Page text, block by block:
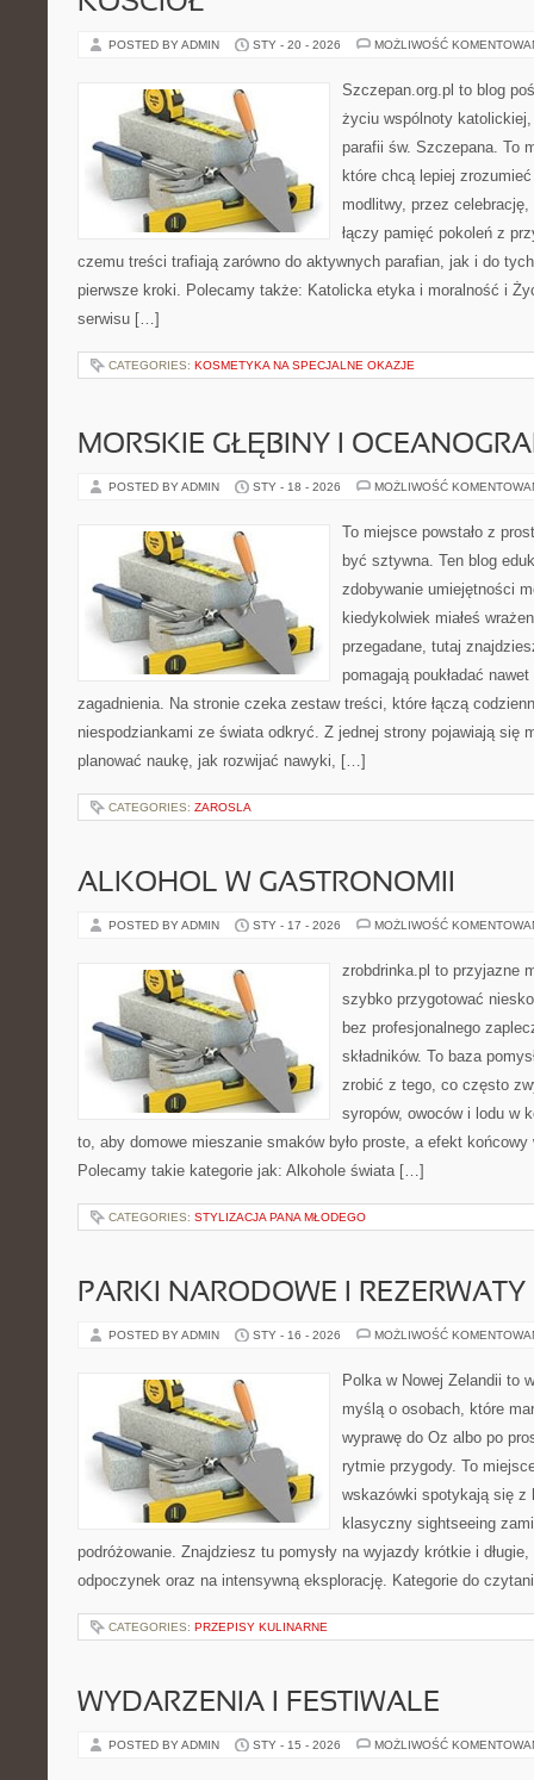
POSTED BY ADMIN STY - 20 - 2026 MOŻLIWOŚĆ
Szczepan.org.pl to blog
życiu wspólnoty
parafii św. Szczepana. To
które chcą lepiej
modlitwy, przez
łączy pamięć pokoleń z
czemu treści trafiają zarówno do aktywnych parafian, jak i do
pierwsze kroki. Polecamy także: Katolicka etyka i moralność i
serwisu […]
CATEGORIES: KOSMETYKA NA SPECJALNE OKAZJE
MORSKIE GŁĘBINY I
POSTED BY ADMIN STY - 18 - 2026 MOŻLIWOŚĆ
To miejsce powstało z
być sztywna. Ten blog
zdobywanie umiejętności
kiedykolwiek miałeś
przegadane, tutaj
pomagają poukładać
zagadnienia. Na stronie czeka zestaw treści, które łączą
niespodziankami ze świata odkryć. Z jednej strony pojawiają się
planować naukę, jak rozwijać nawyki, […]
CATEGORIES: ZAROSLA
ALKOHOL W GASTRONOMII
POSTED BY ADMIN STY - 17 - 2026 MOŻLIWOŚĆ
zrobdrinka.pl to przyjazne
szybko przygotować
bez profesjonalnego
składników. To baza
zrobić z tego, co często
syropów, owoców i lodu w
to, aby domowe mieszanie smaków było proste, a efekt końcowy
Polecamy takie kategorie jak: Alkohole świata […]
CATEGORIES: STYLIZACJA PANA MŁODEGO
PARKI NARODOWE I
POSTED BY ADMIN STY - 16 - 2026 MOŻLIWOŚĆ
Polka w Nowej Zelandii to
myślą o osobach, które
wyprawę do Oz albo po
rytmie przygody. To
wskazówki spotykają się z
klasyczny sightseeing
podróżowanie. Znajdziesz tu pomysły na wyjazdy krótkie i
odpoczynek oraz na intensywną eksplorację. Kategorie do
CATEGORIES: PRZEPISY KULINARNE
WYDARZENIA I FESTIWALE
POSTED BY ADMIN STY - 15 - 2026 MOŻLIWOŚĆ